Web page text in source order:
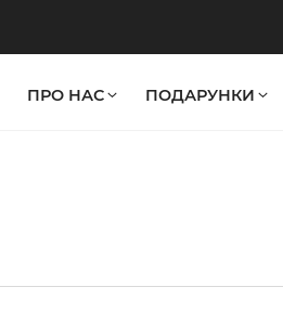
ПРО НАС ПОДАРУНКИ